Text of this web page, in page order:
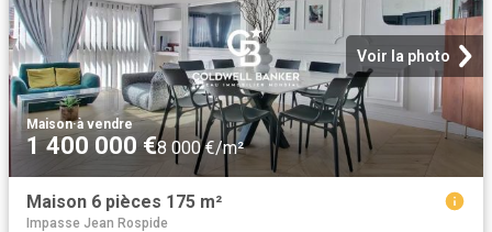
Voir la photo
Maison·à vendre
1 400 000 €8 000 €/m²
Maison 6 pièces 175 m²
Impasse Jean Rospide